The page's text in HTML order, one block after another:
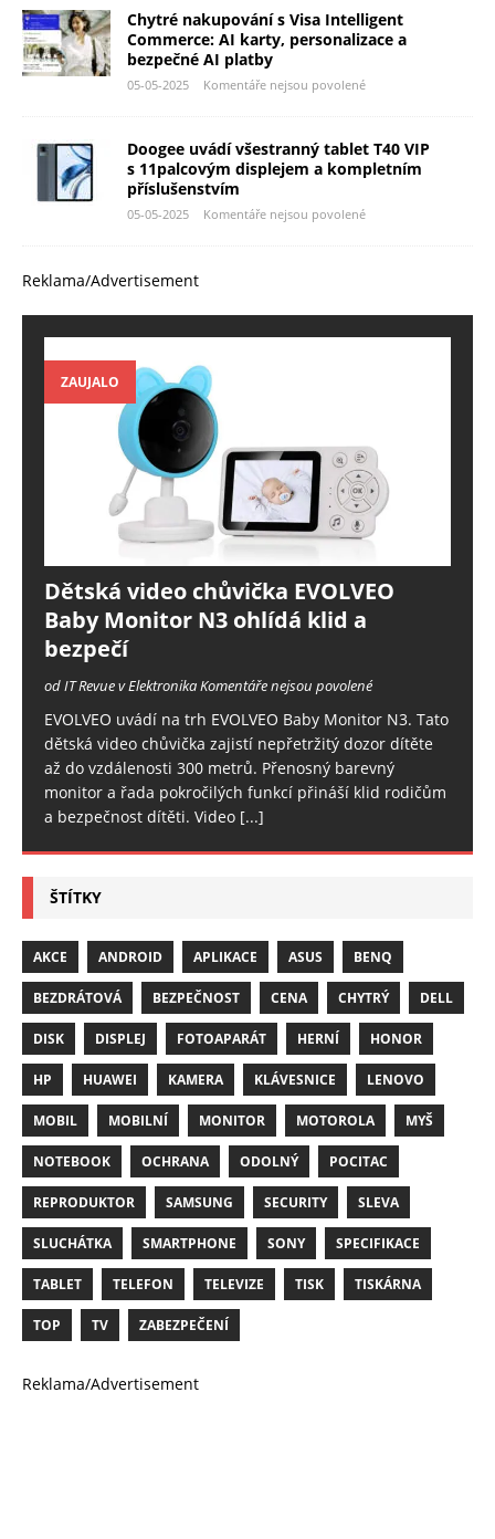
Chytré nakupování s Visa Intelligent
Commerce: AI karty, personalizace a
bezpečné AI platby
05-05-2025 Komentáře nejsou povolené
Doogee uvádí všestranný tablet T40 VIP
s 11palcovým displejem a kompletním
příslušenstvím
05-05-2025 Komentáře nejsou povolené
Reklama/Advertisement
ZAUJALO
Dětská video chůvička EVOLVEO
Baby Monitor N3 ohlídá klid a
bezpečí
od IT Revue v ElektronikaKomentáře nejsou povolené
EVOLVEO uvádí na trh EVOLVEO Baby Monitor N3. Tato
dětská video chůvička zajistí nepřetržitý dozor dítěte
až do vzdálenosti 300 metrů. Přenosný barevný
monitor a řada pokročilých funkcí přináší klid rodičům
a bezpečnost dítěti. Video [...]
ŠTÍTKY
AKCE ANDROID APLIKACE ASUS BENQ
BEZDRÁTOVÁ BEZPEČNOST CENA CHYTRÝ DELL
DISK DISPLEJ FOTOAPARÁT HERNÍ HONOR
HP HUAWEI KAMERA KLÁVESNICE LENOVO
MOBIL MOBILNÍ MONITOR MOTOROLA MYŠ
NOTEBOOK OCHRANA ODOLNÝ POCITAC
REPRODUKTOR SAMSUNG SECURITY SLEVA
SLUCHÁTKA SMARTPHONE SONY SPECIFIKACE
TABLET TELEFON TELEVIZE TISK TISKÁRNA
TOP TV ZABEZPEČENÍ
Reklama/Advertisement